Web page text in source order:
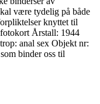
være tydelig på både
knyttet til
Årstall: 1944
anal sex Objekt nr:
binder oss til